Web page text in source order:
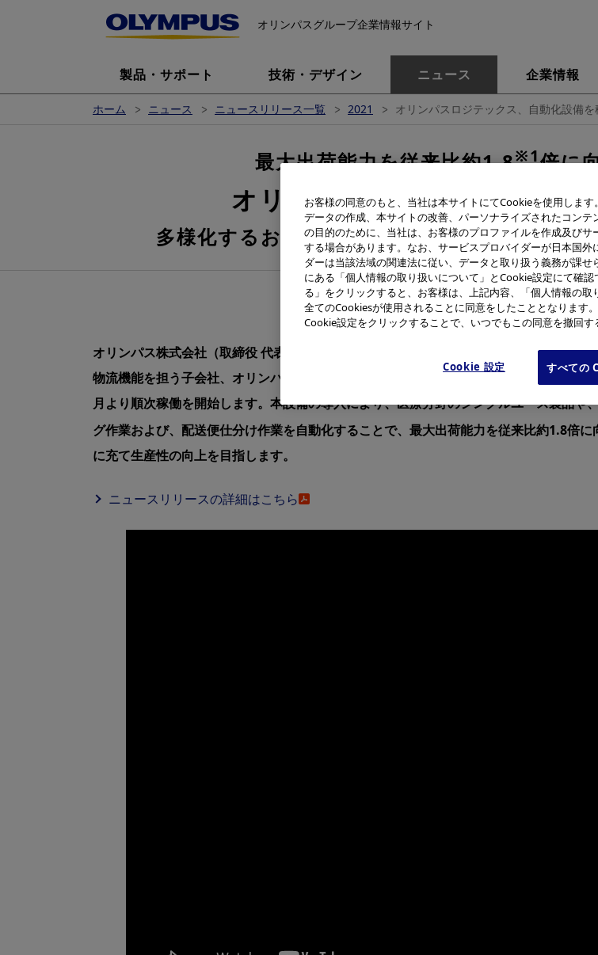
オリンパスグループ企業情報サイト
製品・サポート 技術・デザイン ニュース 企業情報
ホーム ニュース ニュースリリース一覧 2021 オリンパスロジテックス、自動化設備
最大出荷能力を従来比約1.8※1倍に
オリンパスロジテックス、
多様化するお客様のニーズに対応し、迅速か
オリンパス株式会社（取締役 代表執行役 社長兼CEO：竹内 康雄）は、医療・科学関連
物流機能を担う子会社、オリンパスロジテックス株式会社（社長：日野 晴夫 神奈川県
月より順次稼働を開始します。本設備の導入により、医療分野のシングルユース製品
グ作業および、配送便仕分け作業を自動化することで、最大出荷能力を従来比約1.8倍
に充て生産性の向上を目指します。
ニュースリリースの詳細はこちら
お客様の同意のもと、当社は本サイトにてCookieを使用しま
データの作成、本サイトの改善、パーソナライズされたコンテ
の目的のために、当社は、お客様のプロファイルを作成及び
する場合があります。なお、サービスプロバイダーが日本国外
ダーは当該法域の関連法に従い、データと取り扱う義務が課
にある「個人情報の取り扱いについて」とCookie設定にて確
る」をクリックすると、お客様は、上記内容、「個人情報の
全てのCookiesが使用されることに同意をしたこととなります
Cookie設定をクリックすることで、いつでもこの同意を撤回す
Cookie 設定 すべての